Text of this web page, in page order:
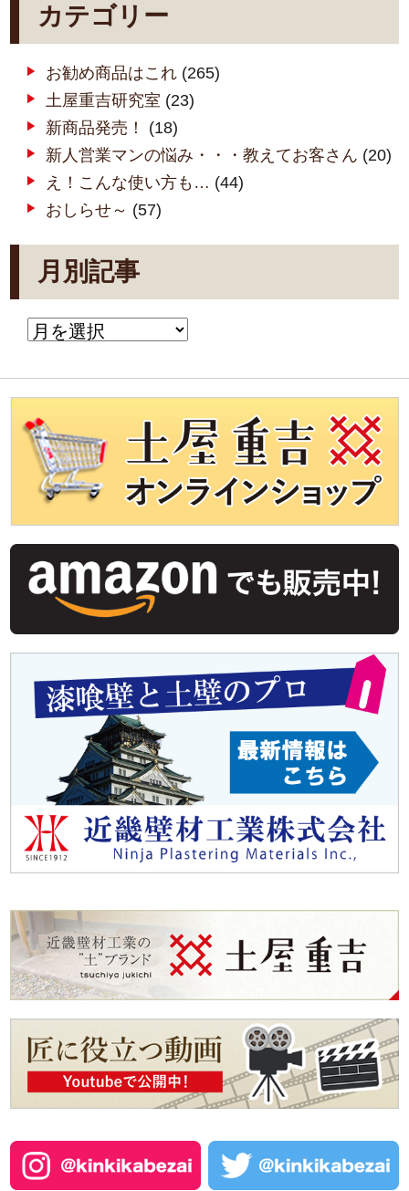
カテゴリー
お勧め商品はこれ (265)
土屋重吉研究室 (23)
新商品発売！
(18)
新人営業マンの悩み・・・教えてお客さん (20)
え！こんな使い方も… (44)
おしらせ～ (57)
月別記事